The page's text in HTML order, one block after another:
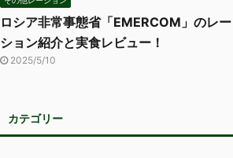
ロシア非常事態省「EMERCOM」のレー
ション紹介と実食レビュー！
2025/5/10
カテゴリー